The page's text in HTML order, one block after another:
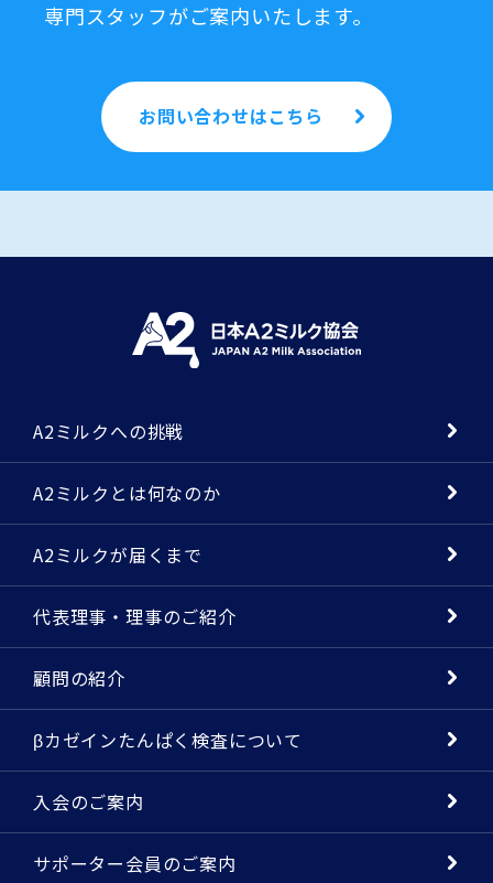
専門スタッフがご案内いたします。
お問い合わせはこちら
A2ミルクへの挑戦
A2ミルクとは何なのか
A2ミルクが届くまで
代表理事・理事のご紹介
顧問の紹介
βカゼインたんぱく検査について
入会のご案内
サポーター会員のご案内